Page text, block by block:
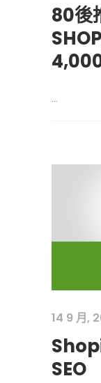
80後
...
14 9 月,
SEO